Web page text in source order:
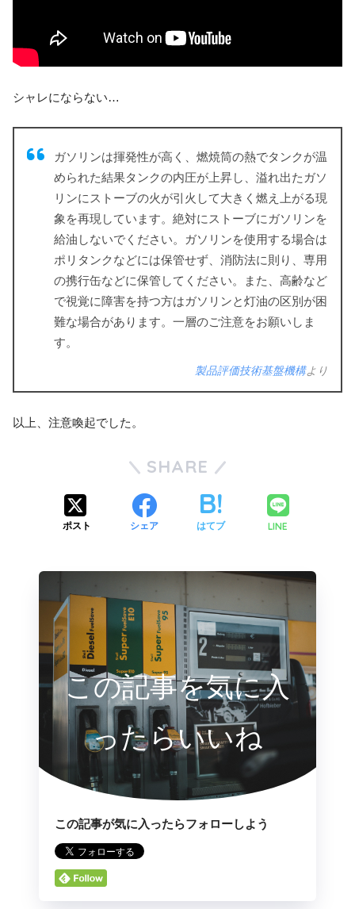
シャレにならない…
ガソリンは揮発性が高く、燃焼筒の熱でタンクが温
められた結果タンクの内圧が上昇し、溢れ出たガソ
リンにストーブの火が引火して大きく燃え上がる現
象を再現しています。絶対にストーブにガソリンを
給油しないでください。ガソリンを使用する場合は
ポリタンクなどには保管せず、消防法に則り、専用
の携行缶などに保管してください。また、高齢など
で視覚に障害を持つ方はガソリンと灯油の区別が困
難な場合があります。一層のご注意をお願いしま
す。
製品評価技術基盤機構より
以上、注意喚起でした。
SHARE
ポスト シェア はてブ LINE
この記事を気に入
ったらいいね
この記事が気に入ったらフォローしよう